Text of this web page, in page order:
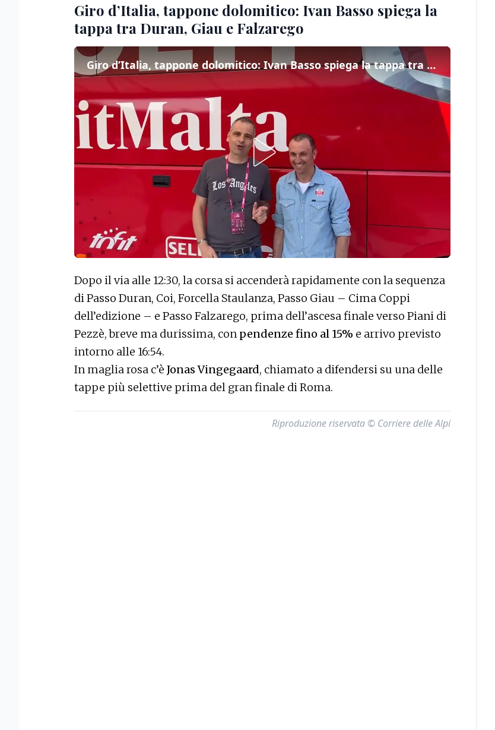
Giro d’Italia, tappone dolomitico: Ivan Basso spiega la
tappa tra Duran, Giau e Falzarego
Giro d’Italia, tappone dolomitico: Ivan Basso spiega la tappa tra Duran, Giau e Falzarego
Dopo il via alle 12:30, la corsa si accenderà rapidamente con la sequenza
di Passo Duran, Coi, Forcella Staulanza, Passo Giau – Cima Coppi
dell’edizione – e Passo Falzarego, prima dell’ascesa finale verso Piani di
Pezzè, breve ma durissima, con pendenze fino al 15% e arrivo previsto
intorno alle 16:54.
In maglia rosa c’è Jonas Vingegaard, chiamato a difendersi su una delle
tappe più selettive prima del gran finale di Roma.
Riproduzione riservata © Corriere delle Alpi